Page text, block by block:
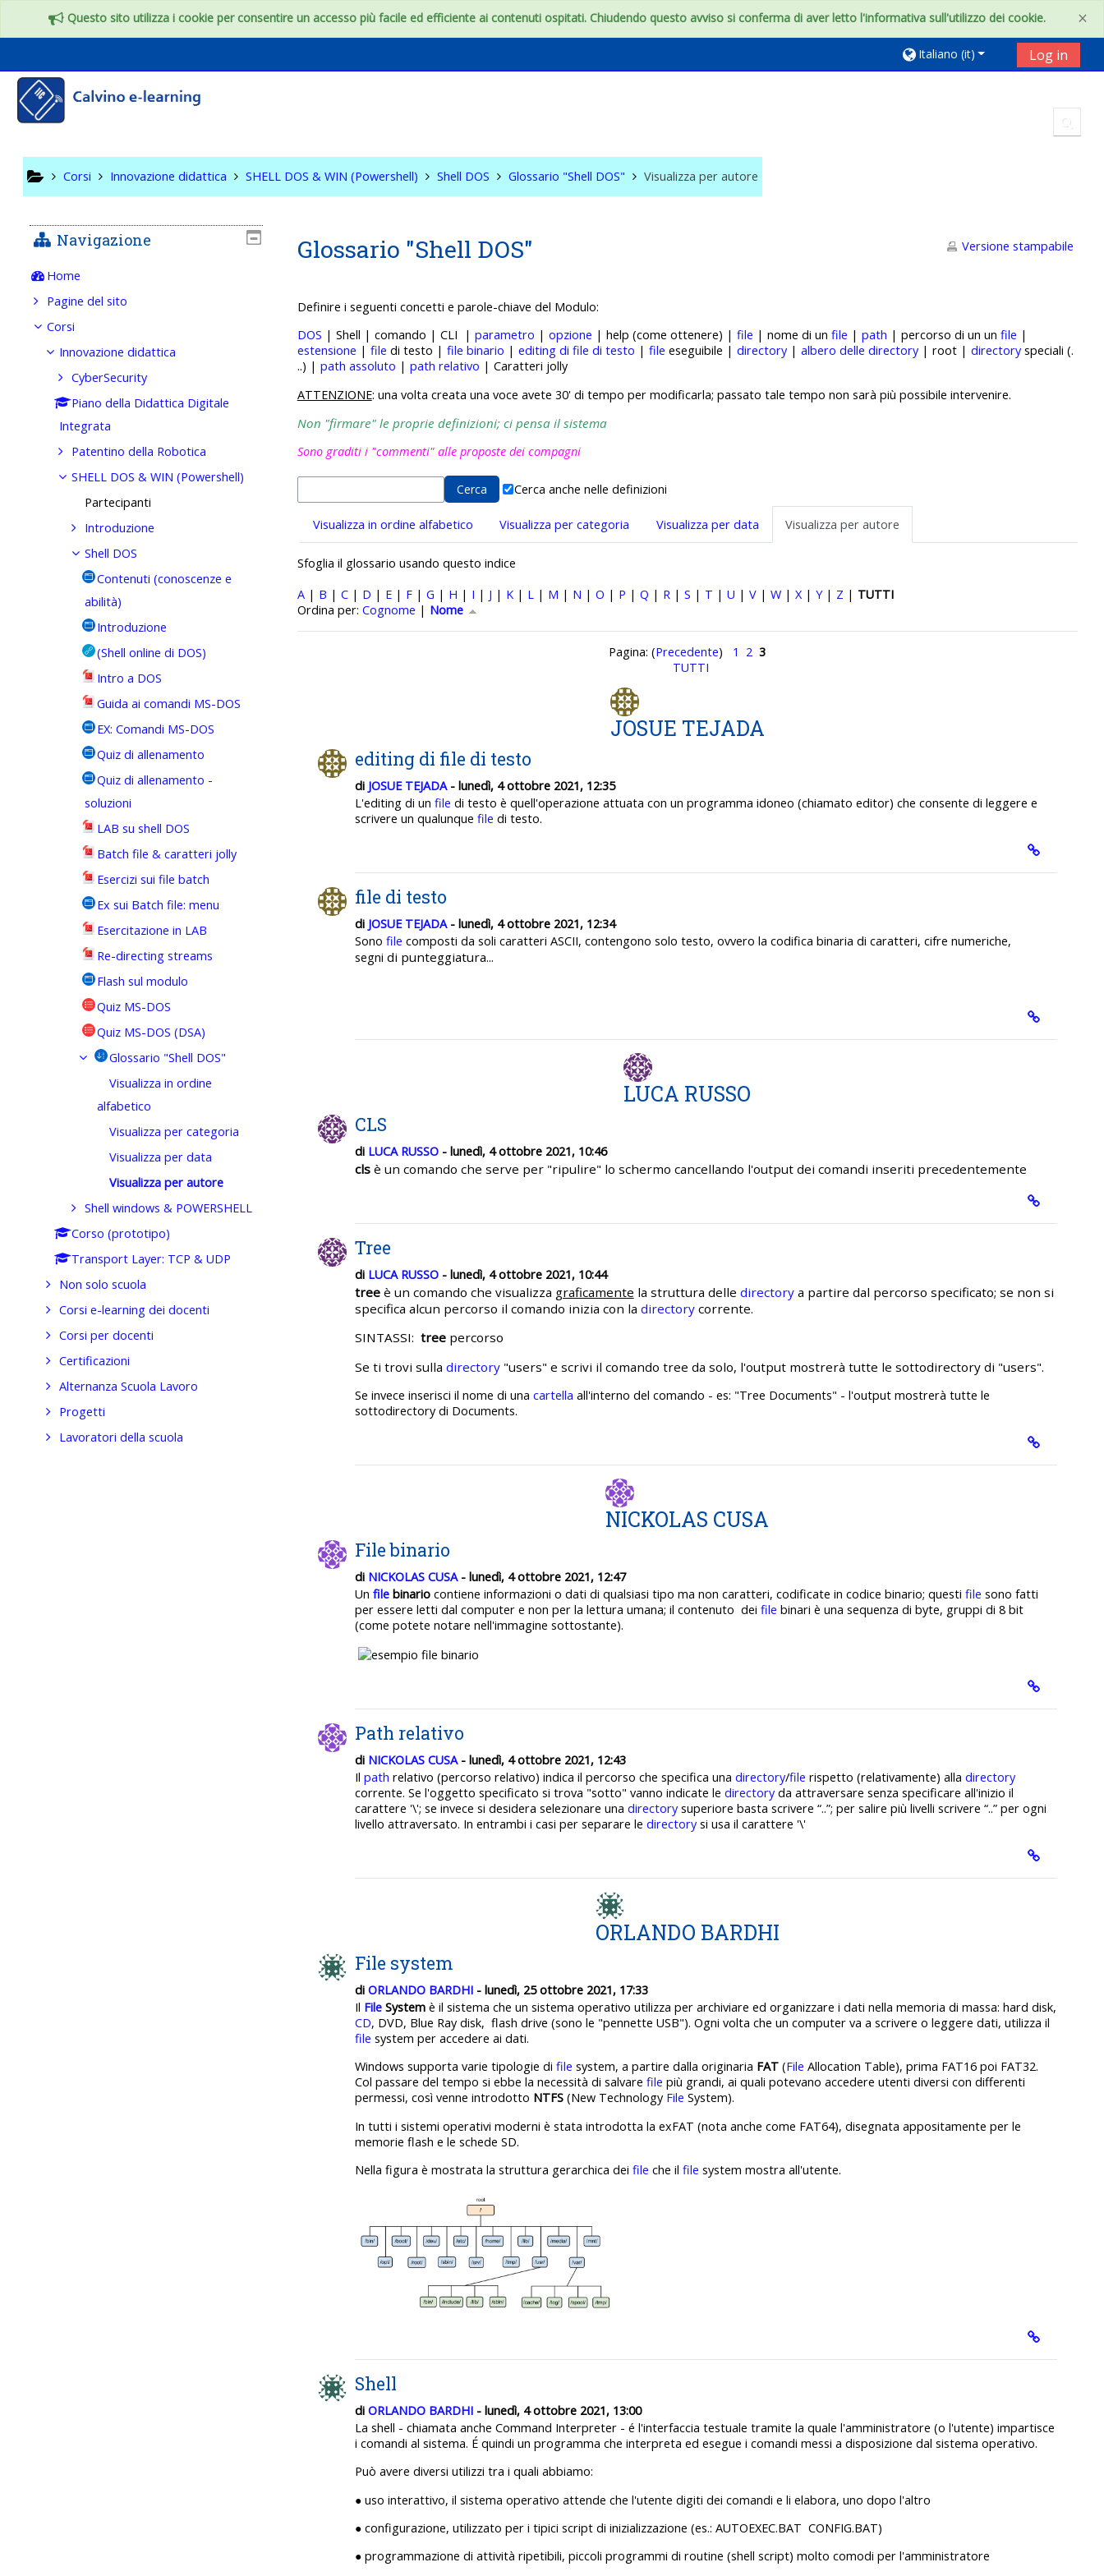
×
Questo sito utilizza i cookie per consentire un accesso più facile ed efficiente ai contenuti ospitati. Chiudendo questo avviso si conferma di aver letto l'informativa sull'utilizzo dei cookie.
Italiano ‎(it)‎ Log in
Corsi Innovazione didattica SHELL DOS & WIN (Powershell) Shell DOS Glossario "Shell DOS" Visualizza per autore
Glossario "Shell DOS" Versione stampabile
Definire i seguenti concetti e parole-chiave del Modulo:
DOS | Shell | comando | CLI | parametro | opzione | help (come ottenere) | file | nome di un file | path | percorso di un un file |
estensione | file di testo | file binario | editing di file di testo | file eseguibile | directory| albero delle directory| root | directoryspeciali (.
..) | path assoluto | path relativo | Caratteri jolly
ATTENZIONE: una volta creata una voce avete 30' di tempo per modificarla; passato tale tempo non sarà più possibile intervenire.
Non "firmare" le proprie definizioni; ci pensa il sistema
Sono graditi i "commenti" alle proposte dei compagni
Cerca anche nelle definizioni
Visualizza in ordine alfabetico Visualizza per categoria Visualizza per data Visualizza per autore
Sfoglia il glossario usando questo indice
A| B | C| D | E| F| G | H | I | J | K| L| M | N | O | P | Q | R| S | T | U | V| W| X| Y| Z | TUTTI
Ordinato per Nome crescente
Ordina per: Cognome | Nome
Pagina: (Precedente) 1 2 3
TUTTI
JOSUE TEJADA
editing di file di testo
di JOSUE TEJADA- lunedì, 4 ottobre 2021, 12:35
L'editing di un file di testo è quell'operazione attuata con un programma idoneo (chiamato editor) che consente di leggere e
scrivere un qualunque file di testo.
file di testo
di JOSUE TEJADA- lunedì, 4 ottobre 2021, 12:34
Sono file composti da soli caratteri ASCII, contengono solo testo, ovvero la codifica binaria di caratteri, cifre numeriche,
segni di punteggiatura...
LUCA RUSSO
CLS
di LUCA RUSSO- lunedì, 4 ottobre 2021, 10:46
cls è un comando che serve per "ripulire" lo schermo cancellando l'output dei comandi inseriti precedentemente
Tree
di LUCA RUSSO- lunedì, 4 ottobre 2021, 10:44
treeè un comando che visualizza graficamente la struttura delle directorya partire dal percorso specificato; se non si
specifica alcun percorso il comando inizia con la directorycorrente.
SINTASSI: tree percorso
Se ti trovi sulla directory"users" e scrivi il comando tree da solo, l'output mostrerà tutte le sottodirectory di "users".
Se invece inserisci il nome di una cartella all'interno del comando - es: "Tree Documents" - l'output mostrerà tutte le
sottodirectory di Documents.
NICKOLAS CUSA
File binario
di NICKOLAS CUSA- lunedì, 4 ottobre 2021, 12:47
Un filebinariocontiene informazioni o dati di qualsiasi tipo ma non caratteri, codificate in codice binario; questi file sono fatti
per essere letti dal computer e non per la lettura umana; il contenuto dei file binari è una sequenza di byte, gruppi di 8 bit
(come potete notare nell'immagine sottostante).
Path relativo
di NICKOLAS CUSA- lunedì, 4 ottobre 2021, 12:43
Il path relativo (percorso relativo) indica il percorso che specifica una directory/file rispetto (relativamente) alla directory
corrente. Se l'oggetto specificato si trova "sotto" vanno indicate le directoryda attraversare senza specificare all'inizio il
carattere '\'; se invece si desidera selezionare una directorysuperiore basta scrivere “..”; per salire più livelli scrivere “..” per ogni
livello attraversato. In entrambi i casi per separare le directorysi usa il carattere '\'
ORLANDO BARDHI
File system
di ORLANDO BARDHI- lunedì, 25 ottobre 2021, 17:33
Il FileSystemè il sistema che un sistema operativo utilizza per archiviare ed organizzare i dati nella memoria di massa: hard disk,
CD, DVD, Blue Ray disk, flash drive (sono le "pennette USB"). Ogni volta che un computer va a scrivere o leggere dati, utilizza il
file system per accedere ai dati.
Windows supporta varie tipologie di file system, a partire dalla originaria FAT(File Allocation Table), prima FAT16 poi FAT32.
Col passare del tempo si ebbe la necessità di salvare file più grandi, ai quali potevano accedere utenti diversi con differenti
permessi, così venne introdotto NTFS (New Technology File System).
In tutti i sistemi operativi moderni è stata introdotta la exFAT (nota anche come FAT64), disegnata appositamente per le
memorie flash e le schede SD.
Nella figura è mostrata la struttura gerarchica dei file che il file system mostra all'utente.
Shell
di ORLANDO BARDHI- lunedì, 4 ottobre 2021, 13:00
La shell - chiamata anche Command Interpreter - é l'interfaccia testuale tramite la quale l'amministratore (o l'utente) impartisce
i comandi al sistema. É quindi un programma che interpreta ed esegue i comandi messi a disposizione dal sistema operativo.
Può avere diversi utilizzi tra i quali abbiamo:
● uso interattivo, il sistema operativo attende che l'utente digiti dei comandi e li elabora, uno dopo l'altro
● configurazione, utilizzato per i tipici script di inizializzazione (es.: AUTOEXEC.BAT CONFIG.BAT)
● programmazione di attività ripetibili, piccoli programmi di routine (shell script) molto comodi per l'amministratore
Navigazione
Home
Pagine del sito
Corsi
Innovazione didattica
CyberSecurity
Piano della Didattica Digitale
Integrata
Patentino della Robotica
SHELL DOS & WIN (Powershell)
Partecipanti
Introduzione
Shell DOS
Contenuti (conoscenze e
abilità)
Introduzione
(Shell online di DOS)
Intro a DOS
Guida ai comandi MS-DOS
EX: Comandi MS-DOS
Quiz di allenamento
Quiz di allenamento -
soluzioni
LAB su shell DOS
Batch file & caratteri jolly
Esercizi sui file batch
Ex sui Batch file: menu
Esercitazione in LAB
Re-directing streams
Flash sul modulo
Quiz MS-DOS
Quiz MS-DOS (DSA)
Glossario "Shell DOS"
Visualizza in ordine
alfabetico
Visualizza per categoria
Visualizza per data
Visualizza per autore
Shell windows & POWERSHELL
Corso (prototipo)
Transport Layer: TCP & UDP
Non solo scuola
Corsi e-learning dei docenti
Corsi per docenti
Certificazioni
Alternanza Scuola Lavoro
Progetti
Lavoratori della scuola